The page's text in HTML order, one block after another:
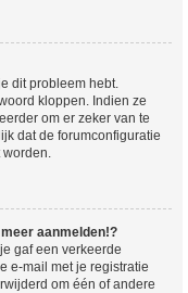
dit probleem hebt.
kloppen. Indien ze
om er zeker van te
dat de forumconfiguratie
worden.
aanmelden!?
gaf een verkeerde
e-mail met je registratie
om één of andere